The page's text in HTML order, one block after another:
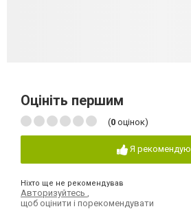
Оцініть першим
(0 оцінок)
Я рекомендую
Ніхто ще не рекомендував
Авторизуйтесь
щоб оцінити і порекомендувати